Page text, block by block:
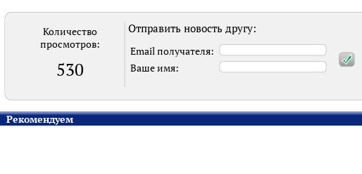
Количество
просмотров:
530
Отправить новость другу:
Email получателя:
Ваше имя:
Рекомендуем